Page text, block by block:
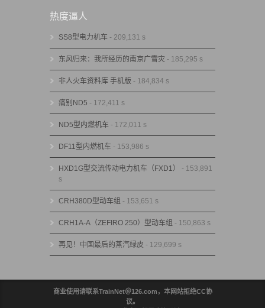
热度逼人
SS8型电力机车 - 209,131 s
东风归来：我所经历的南京广雪灾 - 185,295 s
非人火车资料库 手机版 - 184,834 s
痛别ND5 - 172,411 s
ND5型内燃机车 - 172,011 s
DF11型内燃机车 - 153,986 s
HXD1G型交流传动电力机车（FXD1）
- 153,891
s
CRH380D型动车组 - 153,651 s
CRH1A-A（ZEFIRO 250）型动车组 - 150,863 s
再见！中国最后的蒸汽绿皮 - 129,699 s
商业使用请联系TrainNet＠126.com，本网站拒绝CC协
议。